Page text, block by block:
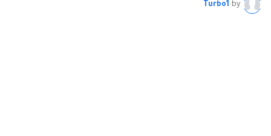
by
Turbo1